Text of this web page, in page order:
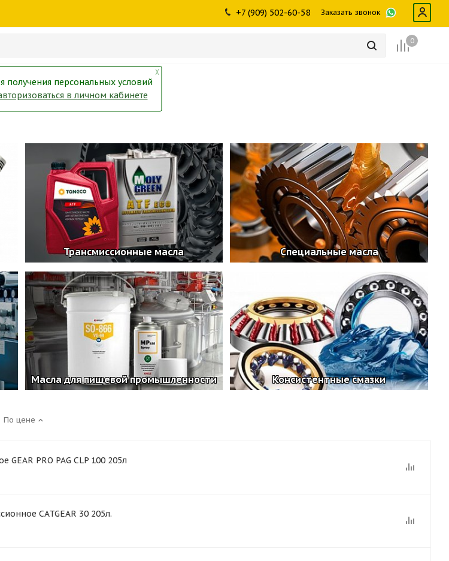
+7 (909) 502-60-58 Заказать звонок
0
Инструменты
Щетки, скребки,
Лампы
Трансмиссионные масла Специальные масла
Масла для пищевой промышленности Консистентные смазки
По цене
GEAR PRO PAG CLP 100 205л
CATGEAR 30 205л.
╳
получения персональных условий
в личном кабинете